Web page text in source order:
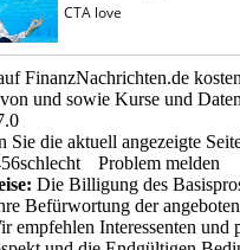
FinanzNachrichten.de
und sowie Kurse und
Sie die aktuell angezeigte
56schlecht
Problem melden
Die Billigung des
Befürwortung der
empfehlen Interessenten und